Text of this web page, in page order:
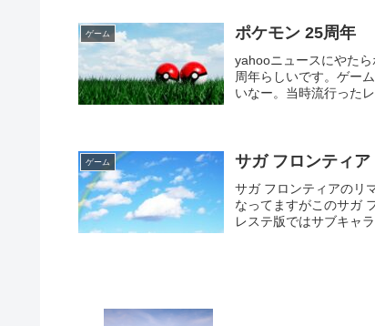
ゲーム ポケモン 25周年
yahooニュースにやた
周年らしいです。ゲー
いなー。当時流行った
ゲーム サガ フロンティ
サガ フロンティアのリ
なってますがこのサガ
レステ版ではサブキャ